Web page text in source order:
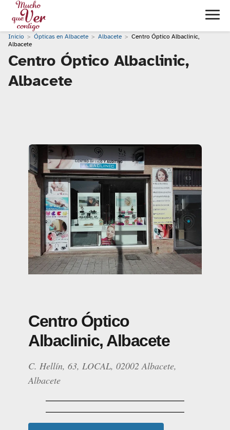
Inicio Ópticas en Albacete Albacete
Centro Óptico Albaclinic,
Albacete
Centro Óptico Albaclinic,
Albacete
Centro Óptico
Albaclinic, Albacete
C. Hellín, 63, LOCAL, 02002 Albacete,
Albacete